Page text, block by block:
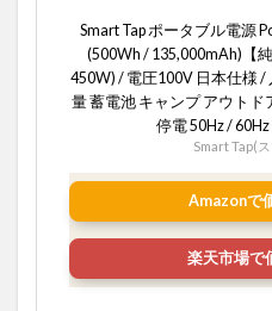
Smart Tap ポータブル電源
(500Wh / 135,000mAh)【
450W) / 電圧100V 日本仕様
量 蓄電池 キャンプ アウトド
停電 50Hz /
Smart Tap(
Amazonで
楽天市場で